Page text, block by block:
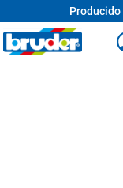
Producido